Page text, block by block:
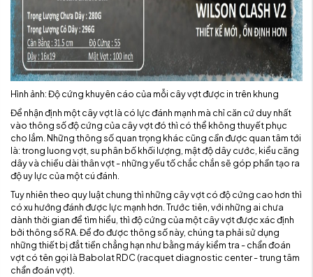
Hình ảnh: Độ cứng khuyên cáo của mỗi cây vợt được in trên khung
Để nhận định một cây vợt là có lực đánh mạnh mà chỉ căn cứ duy nhất
vào thông số độ cứng của cây vợt đó thì có thể không thuyết phục
cho lắm. Những thông số quan trọng khác cũng cần được quan tâm tới
là: trong luong vợt, su phân bố khối lượng, mật độ dây cước, kiểu căng
dây và chiều dài thân vợt - những yếu tố chắc chắn sẽ góp phần tạo ra
độ uy lực của một cú đánh.
Tuy nhiên theo quy luật chung thì những cây vợt có độ cứng cao hơn thì
có xu hướng đánh được lực mạnh hơn. Trước tiên, với những ai chưa
dành thời gian để tìm hiểu, thì độ cứng của một cây vợt được xác định
bởi thông số RA. Để đo được thông số này, chúng ta phải sử dụng
những thiết bị đắt tiền chẳng hạn như bằng máy kiểm tra - chẩn đoán
vợt có tên gọi là Babolat RDC (racquet diagnostic center - trung tâm
chẩn đoán vợt).